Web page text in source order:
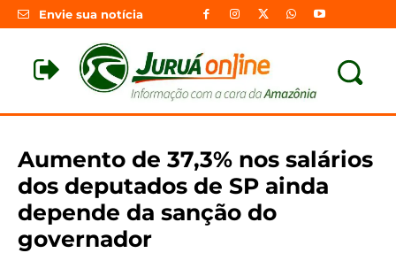
Envie sua notícia
Aumento de 37,3% nos salários
dos deputados de SP ainda
depende da sanção do
governador